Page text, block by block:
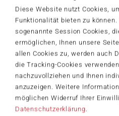
Diese Website nutzt Cookies,
Funktionalität bieten zu
sogenannte Session Cookies,
ermöglichen, Ihnen unsere
allen Cookies zu, werden auch
die Tracking-Cookies
nachzuvollziehen und Ihnen
anzuzeigen. Weitere
möglichen Widerruf Ihrer
Datenschutzerklärung
© Helle Freude GmbH & Co. KG
Der Schmidt-
Jetzt anmelden und 5€
Bleiben Sie auf dem Laufenden zu
Themen rund um Schmidt®Spiele –
Schmidt-Spiele-Shop.